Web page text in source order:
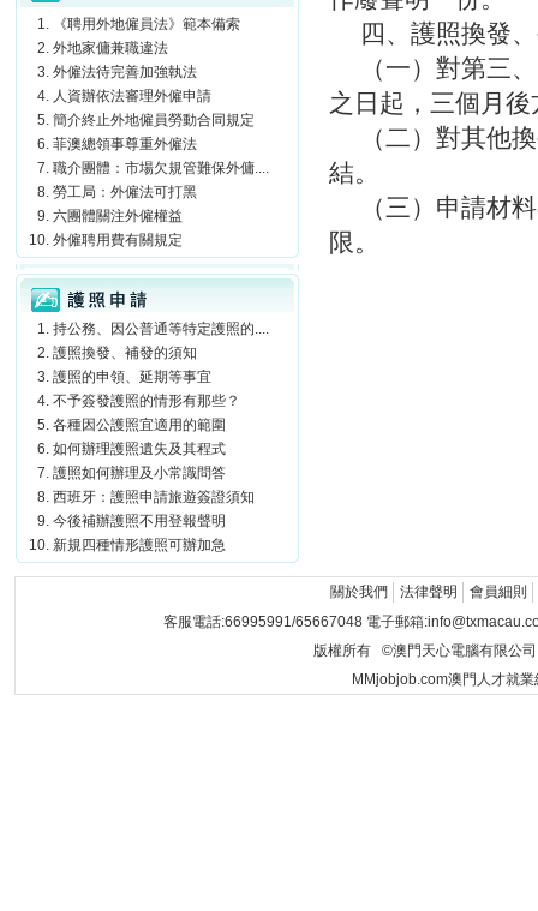
四、護照換發
（一）對第三
之日起，三個月
（二）對其他
結。
（三）申請材
限。
《聘用外地僱員法》範本備索
外地家傭兼職違法
外僱法待完善加強執法
人資辦依法審理外僱申請
簡介終止外地僱員勞動合同規定
菲澳總領事尊重外僱法
職介團體：市場欠規管難保外傭....
勞工局：外僱法可打黑
六團體關注外僱權益
外僱聘用費有關規定
護照申請
持公務、因公普通等特定護照的....
護照換發、補發的須知
護照的申領、延期等事宜
不予簽發護照的情形有那些？
各種因公護照宜適用的範圍
如何辦理護照遺失及其程式
護照如何辦理及小常識問答
西班牙：護照申請旅遊簽證須知
今後補辦護照不用登報聲明
新規四種情形護照可辦加急
關於我們 法律聲明
會員細則
客服電話:66995991/65667048 電子郵箱
版權所有 ©澳門天心電腦有限公
MMjobjob.com澳門人才就